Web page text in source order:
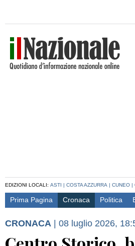
EDIZIONI LOCALI: ASTI | COSTA AZZURRA | CUNEO |
Prima Pagina Cronaca Politica
CRONACA | 08 luglio 2026,